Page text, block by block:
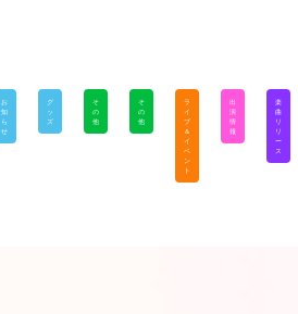
お
知
ら
せ
グ
ッ
ズ
そ
の
他
そ
の
他
ラ
イ
ブ
＆
イ
ベ
ン
ト
出
演
情
報
楽
曲
リ
リ
ー
ス